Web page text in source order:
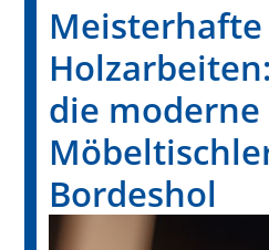
Meisterhafte
die moderne
Bordeshol